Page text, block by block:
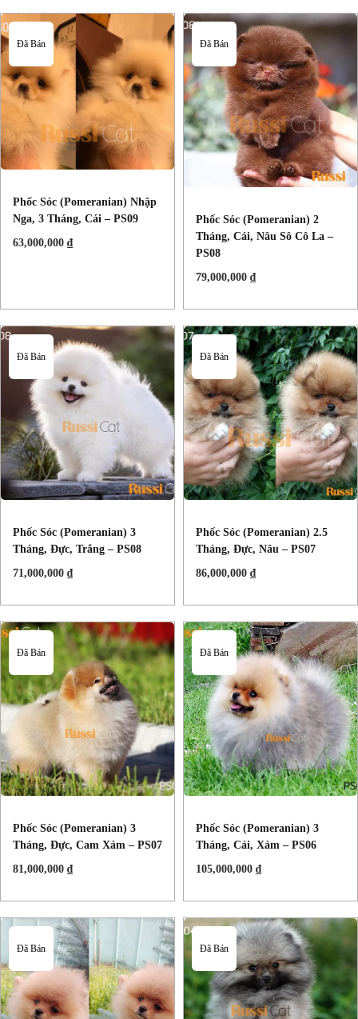
Đã Bán
Phốc Sóc (Pomeranian) Nhập
Nga, 3 Tháng, Cái – PS09
63,000,000 ₫
Đã Bán
Phốc Sóc (Pomeranian) 2
Tháng, Cái, Nâu Sô Cô La –
PS08
79,000,000 ₫
Đã Bán
Phốc Sóc (Pomeranian) 3
Tháng, Đực, Trắng – PS08
71,000,000 ₫
Đã Bán
Phốc Sóc (Pomeranian) 2.5
Tháng, Đực, Nâu – PS07
86,000,000 ₫
Đã Bán
Phốc Sóc (Pomeranian) 3
Tháng, Đực, Cam Xám – PS07
81,000,000 ₫
Đã Bán
Phốc Sóc (Pomeranian) 3
Tháng, Cái, Xám – PS06
105,000,000 ₫
Đã Bán Đã Bán